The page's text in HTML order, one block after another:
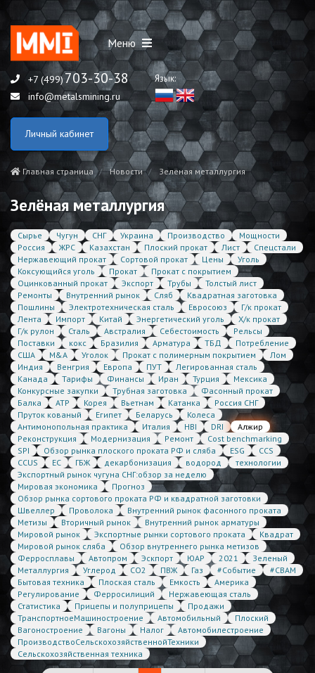
Меню
+7 (499)703-30-38
info@metalsmining.ru
Язык:
Личный кабинет
Главная страница Новости Зелёная металлургия
Зелёная металлургия
Сырье Чугун СНГ Украина Производство
Мощности
Россия
ЖРС Казахстан Плоский прокат Лист
Спецстали
Нержавеющий прокат
Сортовой прокат Цены
Уголь
Коксующийся уголь
Прокат
Прокат с покрытием
Оцинкованный прокат
Экспорт Трубы
Толстый лист
Ремонты
Внутренний рынок Сляб
Квадратная заготовка
Пошлины
Электротехническая сталь Евросоюз
Г/к прокат
Лента
Импорт Китай Энергетический уголь
Х/к прокат
Г/к рулон
Сталь Австралия Себестоимость
Рельсы
Поставки
кокс Бразилия Арматура ТБД
Потребление
США
M&A Уголок Прокат с полимерным покрытием
Лом
Индия
Венгрия Европа ПУТ
Легированная сталь
Канада
Тарифы Финансы Иран Турция
Мексика
Конкурсные закупки
Трубная заготовка
Фасонный прокат
Балка
АТР Корея Вьетнам Катанка
Россия СНГ
Пруток кованый
Египет Беларусь
Колеса
Антимонопольная практика
Италия HBI DRI
Алжир
Реконструкция
Модернизация Ремонт
Cost benchmarking
SPI
Обзор рынка плоского проката РФ и сляба ESG
CCS
CCUS
ЕС ГБЖ декарбонизация водород
технологии
Экспортный рынок чугуна СНГ:обзор за неделю
Мировая экономика
Прогноз
Обзор рынка сортового проката РФ и квадратной заготовки
Швеллер
Проволока
Внутренний рынок фасонного проката
Метизы
Вторичный рынок
Внутренний рынок арматуры
Мировой рынок
Экспортные рынки сортового проката
Квадрат
Мировой рынок сляба
Обзор внутреннего рынка метизов
Ферросплавы
Автопром Эскпорт ЮАР 2021
Зеленый
Металлургия
Углерод CO2 ПВЖ Газ #Событие
#CBAM
Бытовая техника
Плоская сталь Емкость
Америка
Регулирование
Ферросилиций
Нержавеющая сталь
Статистика
Прицепы и полуприцепы
Продажи
ТранспортноеМашиностроение
Автомобильный
Плоский
Вагоностроение
Вагоны Налог
Автомобилестроение
ПроизводствоСельскохозяйственнойТехники
Сельскохозяйственная техника